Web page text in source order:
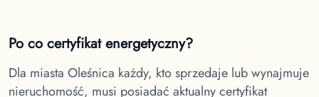
Po co certyfikat energetyczny?
Dla miasta Oleśnica każdy, kto sprzedaje lub wynajmuje
nieruchomość, musi posiadać aktualny certyfikat